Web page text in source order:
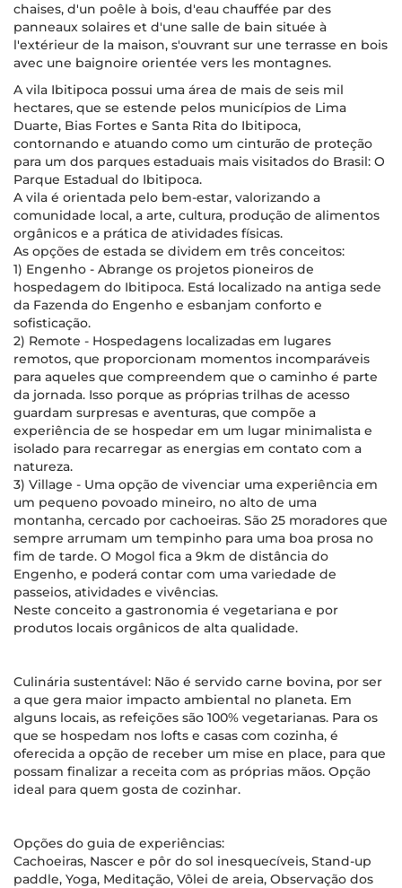
chaises, d'un poêle à bois, d'eau chauffée par des
panneaux solaires et d'une salle de bain située à
l'extérieur de la maison, s'ouvrant sur une terrasse en bois
avec une baignoire orientée vers les montagnes.
A vila Ibitipoca possui uma área de mais de seis mil
hectares, que se estende pelos municípios de Lima
Duarte, Bias Fortes e Santa Rita do Ibitipoca,
contornando e atuando como um cinturão de proteção
para um dos parques estaduais mais visitados do Brasil: O
Parque Estadual do Ibitipoca.
A vila é orientada pelo bem-estar, valorizando a
comunidade local, a arte, cultura, produção de alimentos
orgânicos e a prática de atividades físicas.
As opções de estada se dividem em três conceitos:
1) Engenho - Abrange os projetos pioneiros de
hospedagem do Ibitipoca. Está localizado na antiga sede
da Fazenda do Engenho e esbanjam conforto e
sofisticação.
2) Remote - Hospedagens localizadas em lugares
remotos, que proporcionam momentos incomparáveis
para aqueles que compreendem que o caminho é parte
da jornada. Isso porque as próprias trilhas de acesso
guardam surpresas e aventuras, que compõe a
experiência de se hospedar em um lugar minimalista e
isolado para recarregar as energias em contato com a
natureza.
3) Village - Uma opção de vivenciar uma experiência em
um pequeno povoado mineiro, no alto de uma
montanha, cercado por cachoeiras. São 25 moradores que
sempre arrumam um tempinho para uma boa prosa no
fim de tarde. O Mogol fica a 9km de distância do
Engenho, e poderá contar com uma variedade de
passeios, atividades e vivências.
Neste conceito a gastronomia é vegetariana e por
produtos locais orgânicos de alta qualidade.
Culinária sustentável: Não é servido carne bovina, por ser
a que gera maior impacto ambiental no planeta. Em
alguns locais, as refeições são 100% vegetarianas. Para os
que se hospedam nos lofts e casas com cozinha, é
oferecida a opção de receber um mise en place, para que
possam finalizar a receita com as próprias mãos. Opção
ideal para quem gosta de cozinhar.
Opções do guia de experiências:
Cachoeiras, Nascer e pôr do sol inesquecíveis, Stand-up
paddle, Yoga, Meditação, Vôlei de areia, Observação dos